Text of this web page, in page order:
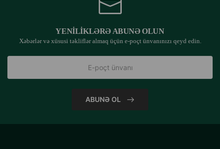
YENILIKLƏRƏ ABUNƏ OLUN
Xəbərlər və xüsusi təkliflər almaq üçün e-poçt ünvanınızı qeyd edin.
ABUNƏ OL